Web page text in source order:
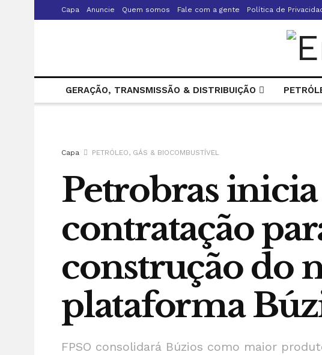
Capa Anuncie Quem somos Fale com a gente Política de
GERAÇÃO, TRANSMISSÃO & DISTRIBUIÇÃO
Capa PETRÓLEO, GÁS & BIOCOMBUSTÍVEL
Petrobras inicia
contratação
construção do
plataforma
FPSO consolidará Búzios como maior